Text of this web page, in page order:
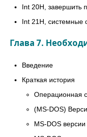
Int 20H, завершить
Int 21H, системные
Глава 7.
Введение
Краткая история
Операционная
(MS-DOS)
MS-DOS